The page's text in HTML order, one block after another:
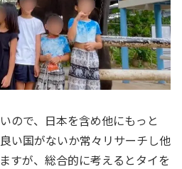
ので、日本を含め他にもっと
い国がないか常々リサーチし他
すが、総合的に考えるとタイを